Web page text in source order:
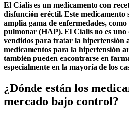
El Cialis es un medicamento con
disfunción eréctil. Este
amplia gama de enfermedades,
pulmonar (HAP). El Cialis no es uno
vendidos para tratar la hipertensión
medicamentos para la hipertensión
también pueden encontrarse en
especialmente en la mayoría de los
¿Dónde están los
mercado bajo control?